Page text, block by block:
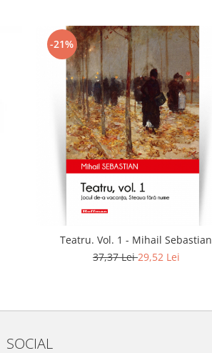
-21%
Teatru. Vol. 1 - Mihail Sebastian
37,37 Lei29,52 Lei
SOCIAL